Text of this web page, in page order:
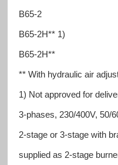
B65-2
B65-2H** 1)
B65-2H**
** With hydraulic air
1) Not approved for
3-phases, 230/400V, 50/
2-stage or 3-stage with
supplied as 2-stage